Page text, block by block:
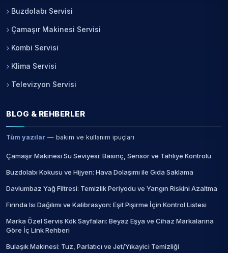
Buzdolabı Servisi
Çamaşır Makinesi Servisi
Kombi Servisi
Klima Servisi
Televizyon Servisi
BLOG & REHBERLER
Tüm yazılar — bakım ve kullanım ipuçları
Çamaşır Makinesi Su Seviyesi: Basınç, Sensör ve Tahliye Kontrolü
Buzdolabı Kokusu ve Hijyen: Hava Dolaşımı ile Gıda Saklama
Davlumbaz Yağ Filtresi: Temizlik Periyodu ve Yangın Riskini Azaltma
Fırında Isı Dağılımı ve Kalibrasyon: Eşit Pişirme İçin Kontrol Listesi
Marka Özel Servis Kök Sayfaları: Beyaz Eşya ve Cihaz Markalarına
Göre İç Link Rehberi
Bulaşık Makinesi: Tuz, Parlatıcı ve Jet/Yıkayici Temizliği